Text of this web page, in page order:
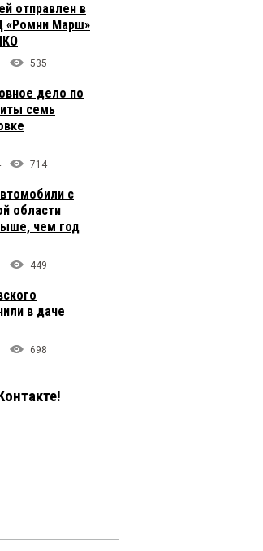
отправлен в
«Ромни Марш»
535
дело по
семь
714
с
области
чем год
449
в даче
698